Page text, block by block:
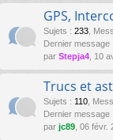
GPS,
Sujets : 233
Dernier message :
par Stepja4 , 10
Trucs et
Sujets : 110
Dernier message :
par jc89 , 06 févr.